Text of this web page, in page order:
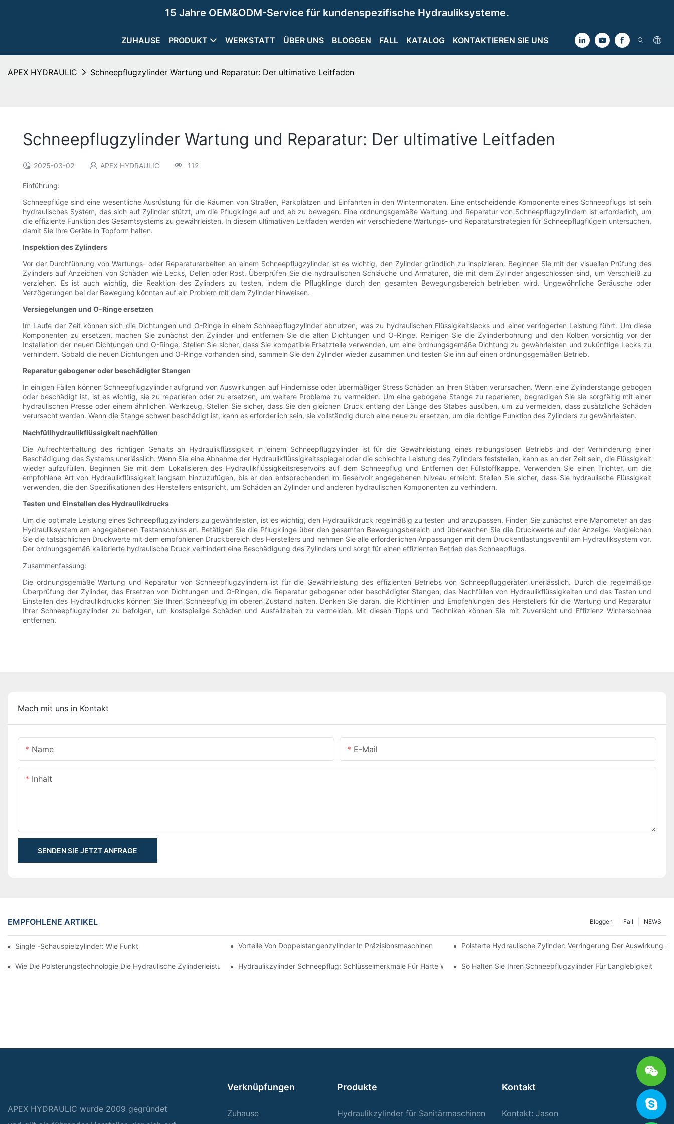
15 Jahre OEM&ODM-Service für kundenspezifische Hydrauliksysteme.
ZUHAUSE PRODUKT WERKSTATT ÜBER UNS BLOGGEN FALL KATALOG KONTAKTIEREN SIE UNS
APEX HYDRAULIC Schneepflugzylinder Wartung und Reparatur: Der ultimative Leitfaden
Schneepflugzylinder Wartung und Reparatur: Der ultimative Leitfaden
2025-03-02 APEX HYDRAULIC 112
Einführung:
Schneepflüge sind eine wesentliche Ausrüstung für die Räumen von Straßen, Parkplätzen und Einfahrten in den Wintermonaten. Eine entscheidende Komponente eines Schneepflugs ist sein
hydraulisches System, das sich auf Zylinder stützt, um die Pflugklinge auf und ab zu bewegen. Eine ordnungsgemäße Wartung und Reparatur von Schneepflugzylindern ist erforderlich, um
die effiziente Funktion des Gesamtsystems zu gewährleisten. In diesem ultimativen Leitfaden werden wir verschiedene Wartungs- und Reparaturstrategien für Schneepflugflügeln untersuchen,
damit Sie Ihre Geräte in Topform halten.
Inspektion des Zylinders
Vor der Durchführung von Wartungs- oder Reparaturarbeiten an einem Schneepflugzylinder ist es wichtig, den Zylinder gründlich zu inspizieren. Beginnen Sie mit der visuellen Prüfung des
Zylinders auf Anzeichen von Schäden wie Lecks, Dellen oder Rost. Überprüfen Sie die hydraulischen Schläuche und Armaturen, die mit dem Zylinder angeschlossen sind, um Verschleiß zu
verziehen. Es ist auch wichtig, die Reaktion des Zylinders zu testen, indem die Pflugklinge durch den gesamten Bewegungsbereich betrieben wird. Ungewöhnliche Geräusche oder
Verzögerungen bei der Bewegung könnten auf ein Problem mit dem Zylinder hinweisen.
Versiegelungen und O-Ringe ersetzen
Im Laufe der Zeit können sich die Dichtungen und O-Ringe in einem Schneepflugzylinder abnutzen, was zu hydraulischen Flüssigkeitslecks und einer verringerten Leistung führt. Um diese
Komponenten zu ersetzen, machen Sie zunächst den Zylinder und entfernen Sie die alten Dichtungen und O-Ringe. Reinigen Sie die Zylinderbohrung und den Kolben vorsichtig vor der
Installation der neuen Dichtungen und O-Ringe. Stellen Sie sicher, dass Sie kompatible Ersatzteile verwenden, um eine ordnungsgemäße Dichtung zu gewährleisten und zukünftige Lecks zu
verhindern. Sobald die neuen Dichtungen und O-Ringe vorhanden sind, sammeln Sie den Zylinder wieder zusammen und testen Sie ihn auf einen ordnungsgemäßen Betrieb.
Reparatur gebogener oder beschädigter Stangen
In einigen Fällen können Schneepflugzylinder aufgrund von Auswirkungen auf Hindernisse oder übermäßiger Stress Schäden an ihren Stäben verursachen. Wenn eine Zylinderstange gebogen
oder beschädigt ist, ist es wichtig, sie zu reparieren oder zu ersetzen, um weitere Probleme zu vermeiden. Um eine gebogene Stange zu reparieren, begradigen Sie sie sorgfältig mit einer
hydraulischen Presse oder einem ähnlichen Werkzeug. Stellen Sie sicher, dass Sie den gleichen Druck entlang der Länge des Stabes ausüben, um zu vermeiden, dass zusätzliche Schäden
verursacht werden. Wenn die Stange schwer beschädigt ist, kann es erforderlich sein, sie vollständig durch eine neue zu ersetzen, um die richtige Funktion des Zylinders zu gewährleisten.
Nachfüllhydraulikflüssigkeit nachfüllen
Die Aufrechterhaltung des richtigen Gehalts an Hydraulikflüssigkeit in einem Schneepflugzylinder ist für die Gewährleistung eines reibungslosen Betriebs und der Verhinderung einer
Beschädigung des Systems unerlässlich. Wenn Sie eine Abnahme der Hydraulikflüssigkeitsspiegel oder die schlechte Leistung des Zylinders feststellen, kann es an der Zeit sein, die Flüssigkeit
wieder aufzufüllen. Beginnen Sie mit dem Lokalisieren des Hydraulikflüssigkeitsreservoirs auf dem Schneepflug und Entfernen der Füllstoffkappe. Verwenden Sie einen Trichter, um die
empfohlene Art von Hydraulikflüssigkeit langsam hinzuzufügen, bis er den entsprechenden im Reservoir angegebenen Niveau erreicht. Stellen Sie sicher, dass Sie hydraulische Flüssigkeit
verwenden, die den Spezifikationen des Herstellers entspricht, um Schäden an Zylinder und anderen hydraulischen Komponenten zu verhindern.
Testen und Einstellen des Hydraulikdrucks
Um die optimale Leistung eines Schneepflugzylinders zu gewährleisten, ist es wichtig, den Hydraulikdruck regelmäßig zu testen und anzupassen. Finden Sie zunächst eine Manometer an das
Hydrauliksystem am angegebenen Testanschluss an. Betätigen Sie die Pflugklinge über den gesamten Bewegungsbereich und überwachen Sie die Druckwerte auf der Anzeige. Vergleichen
Sie die tatsächlichen Druckwerte mit dem empfohlenen Druckbereich des Herstellers und nehmen Sie alle erforderlichen Anpassungen mit dem Druckentlastungsventil am Hydrauliksystem vor.
Der ordnungsgemäß kalibrierte hydraulische Druck verhindert eine Beschädigung des Zylinders und sorgt für einen effizienten Betrieb des Schneepflugs.
Zusammenfassung:
Die ordnungsgemäße Wartung und Reparatur von Schneepflugzylindern ist für die Gewährleistung des effizienten Betriebs von Schneepfluggeräten unerlässlich. Durch die regelmäßige
Überprüfung der Zylinder, das Ersetzen von Dichtungen und O-Ringen, die Reparatur gebogener oder beschädigter Stangen, das Nachfüllen von Hydraulikflüssigkeiten und das Testen und
Einstellen des Hydraulikdrucks können Sie Ihren Schneepflug im oberen Zustand halten. Denken Sie daran, die Richtlinien und Empfehlungen des Herstellers für die Wartung und Reparatur
Ihrer Schneepflugzylinder zu befolgen, um kostspielige Schäden und Ausfallzeiten zu vermeiden. Mit diesen Tipps und Techniken können Sie mit Zuversicht und Effizienz Winterschnee
entfernen.
Mach mit uns in Kontakt
Name E-Mail
Inhalt
SENDEN SIE JETZT ANFRAGE
EMPFOHLENE ARTIKEL NEWS
Fall
Bloggen
Single -Schauspielzylinder: Wie Funktioniert Es & Gemeinsame AnwendungenVorteile Von Doppelstangenzylinder In Präzisionsmaschinen Polsterte Hydraulische Zylinder: Verringerung Der Auswirkung &
Wie Die Polsterungstechnologie Die Hydraulische Zylinderleistung VerbessertHydraulikzylinder Schneepflug: Schlüsselmerkmale Für Harte WinterbedingungenSo Halten Sie Ihren Schneepflugzylinder Für Langlebigkeit
APEX HYDRAULIC wurde 2009 gegründet
Verknüpfungen
Zuhause
Produkte
Hydraulikzylinder für Sanitärmaschinen
Kontakt
Kontakt: Jason